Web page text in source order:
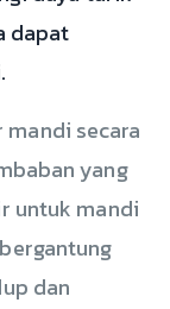
dapat
secara
yang
untuk mandi
dan